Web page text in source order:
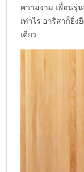
ความงาม เพื่อนรุ่
เท่าไร อาริสาก็ยิ่
เดียว